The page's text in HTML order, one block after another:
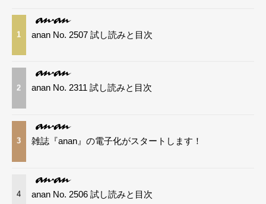
1 anan No. 2507 試し読みと目次
2 anan No. 2311 試し読みと目次
3 雑誌『anan』の電子化がスタートします！
4 anan No. 2506 試し読みと目次